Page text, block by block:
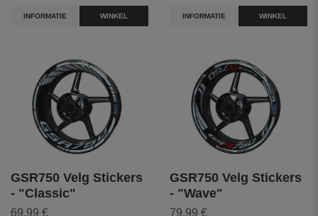
INFORMATIE WINKEL INFORMATIE WINKEL
GSR750 Velg Stickers
- "Classic"
69,99 €
GSR750 Velg Stickers
- "Wave"
79,99 €